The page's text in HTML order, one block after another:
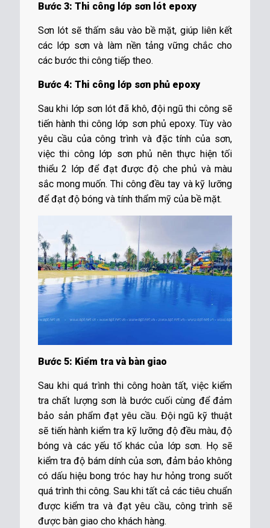
Bước 3: Thi công lớp sơn lót epoxy
Sơn lót sẽ thấm sâu vào bề mặt, giúp liên kết
các lớp sơn và làm nền tảng vững chắc cho
các bước thi công tiếp theo.
Bước 4: Thi công lớp sơn phủ epoxy
Sau khi lớp sơn lót đã khô, đội ngũ thi công sẽ
tiến hành thi công lớp sơn phủ epoxy. Tùy vào
yêu cầu của công trình và đặc tính của sơn,
việc thi công lớp sơn phủ nên thực hiện tối
thiểu 2 lớp để đạt được độ che phủ và màu
sắc mong muốn. Thi công đều tay và kỹ lưỡng
để đạt độ bóng và tính thẩm mỹ của bề mặt.
Bước 5: Kiểm tra và bàn giao
Sau khi quá trình thi công hoàn tất, việc kiểm
tra chất lượng sơn là bước cuối cùng để đảm
bảo sản phẩm đạt yêu cầu. Đội ngũ kỹ thuật
sẽ tiến hành kiểm tra kỹ lưỡng độ đều màu, độ
bóng và các yếu tố khác của lớp sơn. Họ sẽ
kiểm tra độ bám dính của sơn, đảm bảo không
có dấu hiệu bong tróc hay hư hỏng trong suốt
quá trình thi công. Sau khi tất cả các tiêu chuẩn
được kiểm tra và đạt yêu cầu, công trình sẽ
được bàn giao cho khách hàng.